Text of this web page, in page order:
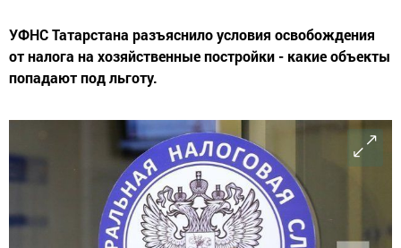
УФНС Татарстана разъяснило условия освобождения
от налога на хозяйственные постройки - какие объекты
попадают под льготу.